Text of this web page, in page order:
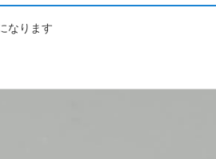
なります